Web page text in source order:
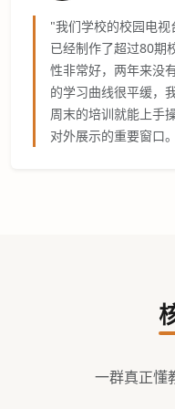
"我们学校的校园电
已经制作了超过80期
性非常好，两年来没
的学习曲线很平缓，
周末的培训就能上手
对外展示的重要窗口
一群真正懂